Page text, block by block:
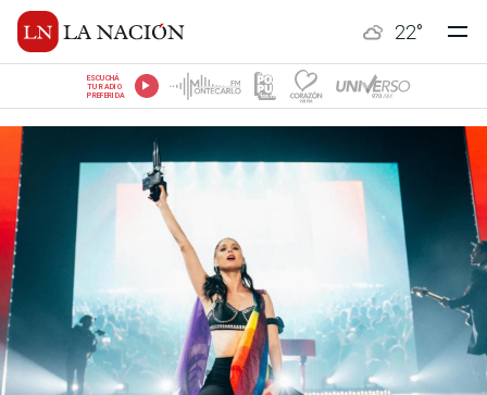
22°
ESCUCHÁ
TU RADIO
PREFERIDA